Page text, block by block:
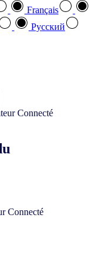
Français
Pусский
Connecté